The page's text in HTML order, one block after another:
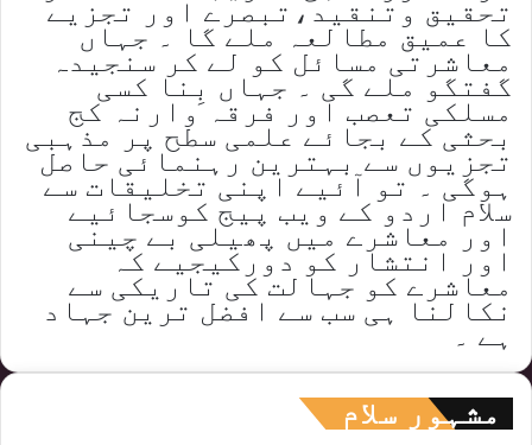
تحقیق وتنقید،تبصرے اور تجزیے
کا عمیق مطالعہ ملے گا ۔ جہاں
معاشرتی مسائل کو لے کر سنجیدہ
گفتگو ملے گی ۔ جہاں بِنا کسی
مسلکی تعصب اور فرقہ وارنہ کج
بحثی کے بجائے علمی سطح پر مذہبی
تجزیوں سے بہترین رہنمائی حاصل
ہوگی ۔ تو آئیے اپنی تخلیقات سے
سلام اردو کے ویب پیج کوسجائیے
اور معاشرے میں پھیلی بے چینی
اور انتشار کو دورکیجیے کہ
معاشرے کو جہالت کی تاریکی سے
نکالنا ہی سب سے افضل ترین جہاد
ہے ۔
مشہور سلام